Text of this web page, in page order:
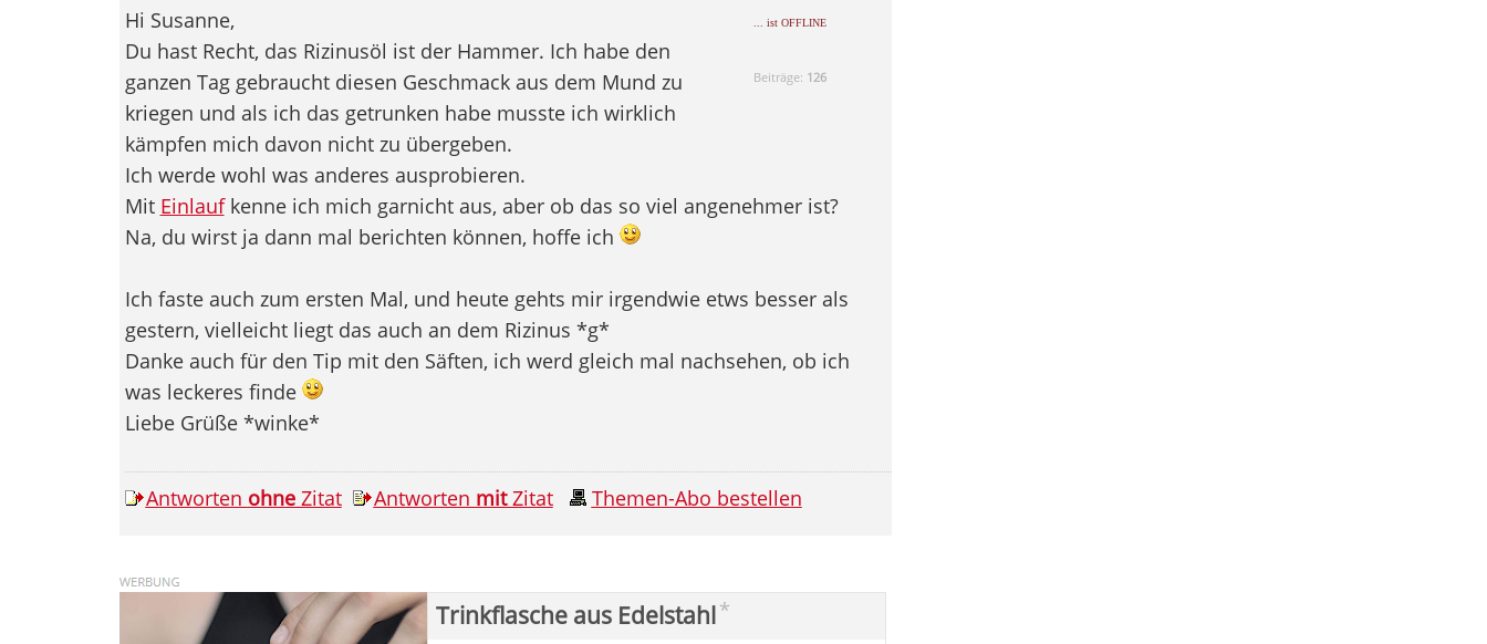
... ist OFFLINE
Beiträge: 126
Hi Susanne,
Du hast Recht, das Rizinusöl ist der Hammer. Ich habe den
ganzen Tag gebraucht diesen Geschmack aus dem Mund zu
kriegen und als ich das getrunken habe musste ich wirklich
kämpfen mich davon nicht zu übergeben.
Ich werde wohl was anderes ausprobieren.
Mit Einlaufkenne ich mich garnicht aus, aber ob das so viel angenehmer ist?
Na, du wirst ja dann mal berichten können, hoffe ich
Ich faste auch zum ersten Mal, und heute gehts mir irgendwie etws besser als
gestern, vielleicht liegt das auch an dem Rizinus *g*
Danke auch für den Tip mit den Säften, ich werd gleich mal nachsehen, ob ich
was leckeres finde
Liebe Grüße *winke*
Antworten ohneZitat Antworten mitZitat Themen-Abo bestellen
Trinkflasche aus Edelstahl*